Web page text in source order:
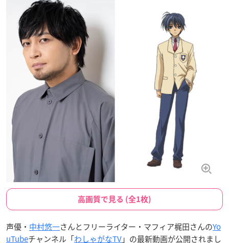
高画質で見る (全1枚)
声優・ 中村悠一さんとフリーライター・マフィア梶田さんのYo
uTubeチャンネル「わしゃがなTV」の最新動画が公開されまし